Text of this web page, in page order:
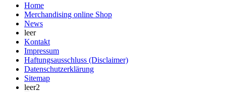
Home
Merchandising online Shop
News
leer
Kontakt
Impressum
Haftungsausschluss (Disclaimer)
Datenschutzerklärung
Sitemap
leer2